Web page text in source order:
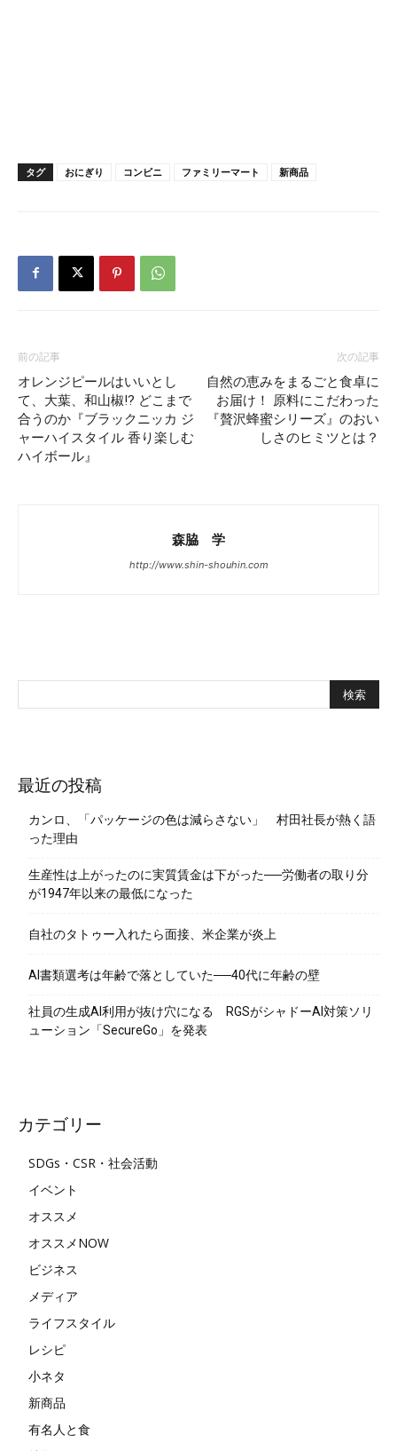
タグ おにぎり コンビニ ファミリーマート 新商品
前の記事
オレンジピールはいいとし
て、大葉、和山椒!? どこまで
合うのか『ブラックニッカ ジ
ャーハイスタイル 香り楽しむ
ハイボール』
次の記事
自然の恵みをまるごと食卓に
お届け！ 原料にこだわった
『贅沢蜂蜜シリーズ』のおい
しさのヒミツとは？
森脇 学
http://www.shin-shouhin.com
最近の投稿
カンロ、「パッケージの色は減らさない」 村田社長が熱く語
った理由
生産性は上がったのに実質賃金は下がった──労働者の取り分
が1947年以来の最低になった
自社のタトゥー入れたら面接、米企業が炎上
AI書類選考は年齢で落としていた──40代に年齢の壁
社員の生成AI利用が抜け穴になる RGSがシャドーAI対策ソリ
ューション「SecureGo」を発表
カテゴリー
SDGs・CSR・社会活動
イベント
オススメ
オススメNOW
ビジネス
メディア
ライフスタイル
レシピ
小ネタ
新商品
有名人と食